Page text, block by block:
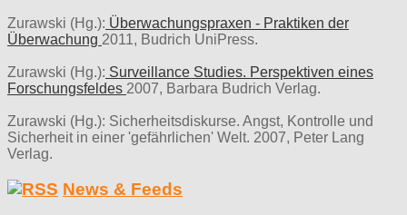
Zurawski (Hg.): Überwachungspraxen - Praktiken der
Überwachung 2011, Budrich UniPress.
Zurawski (Hg.): Surveillance Studies. Perspektiven eines
Forschungsfeldes 2007, Barbara Budrich Verlag.
Zurawski (Hg.): Sicherheitsdiskurse. Angst, Kontrolle und
Sicherheit in einer 'gefährlichen' Welt. 2007, Peter Lang
Verlag.
News & Feeds